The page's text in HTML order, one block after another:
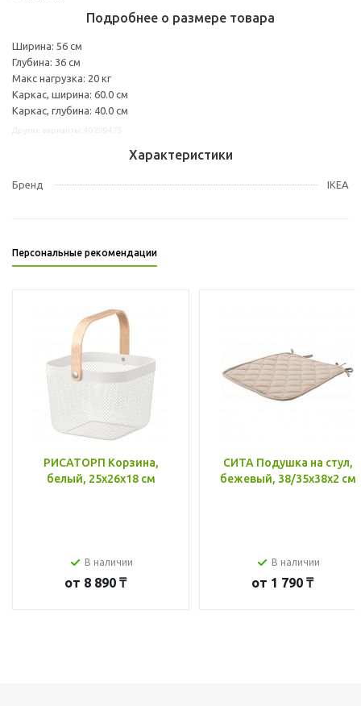
Подробнее о размере товара
Ширина: 56 см
Глубина: 36 см
Макс нагрузка: 20 кг
Каркас, ширина: 60.0 см
Каркас, глубина: 40.0 см
Характеристики
Бренд IKEA
Персональные рекомендации
РИСАТОРП Корзина,
белый, 25x26x18 см
В наличии
от 8 890 ₸
СИТА Подушка на стул,
бежевый, 38/35x38x2 см
В наличии
от 1 790 ₸